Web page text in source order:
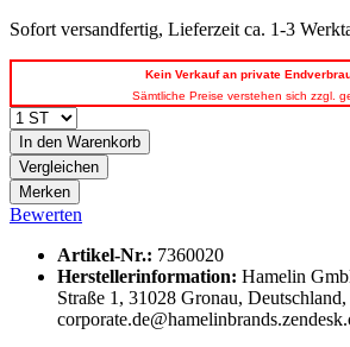
Sofort versandfertig, Lieferzeit ca. 1-3
Kein Verkauf an private
Sämtliche Preise verstehen sich zzgl.
In den Warenkorb
Vergleichen
Merken
Bewerten
Artikel-Nr.: 7360020
Herstellerinformation: Hamelin
Straße 1, 31028 Gronau, Deutschland,